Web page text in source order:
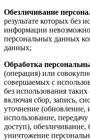
Обезличивание
результате которых без
информации
персональных данных
данных;
Обработка
(операция) или
совершаемых с
без использования
включая сбор, запись,
уточнение (обновление,
использование,
доступ), обезличивание,
уничтожение